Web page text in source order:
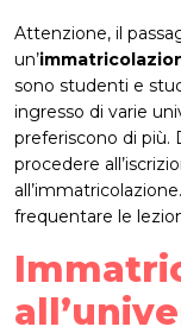
Attenzione, il
un’
sono studenti e
ingresso di varie
preferiscono di più.
procedere
frequentare le